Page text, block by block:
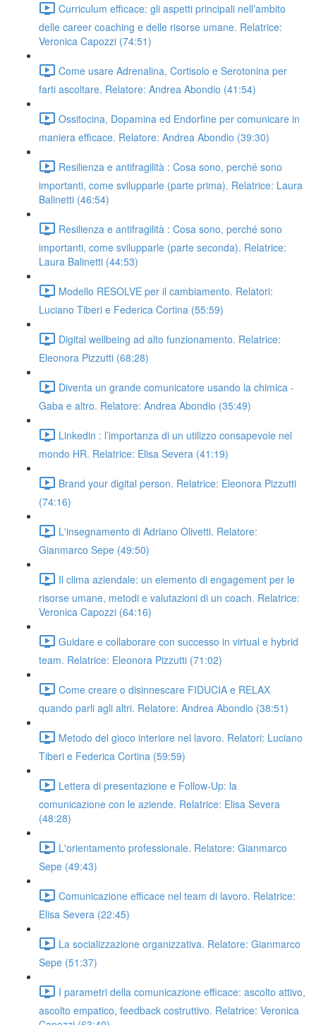
Curriculum efficace: gli aspetti principali nell’ambito
delle career coaching e delle risorse umane. Relatrice:
Veronica Capozzi (74:51)
Come usare Adrenalina, Cortisolo e Serotonina per
farti ascoltare. Relatore: Andrea Abondio (41:54)
Ossitocina, Dopamina ed Endorfine per comunicare in
maniera efficace. Relatore: Andrea Abondio (39:30)
Resilienza e antifragilità : Cosa sono, perché sono
importanti, come svilupparle (parte prima). Relatrice: Laura
Balinetti (46:54)
Resilienza e antifragilità : Cosa sono, perché sono
importanti, come svilupparle (parte seconda). Relatrice:
Laura Balinetti (44:53)
Modello RESOLVE per il cambiamento. Relatori:
Luciano Tiberi e Federica Cortina (55:59)
Digital wellbeing ad alto funzionamento. Relatrice:
Eleonora Pizzutti (68:28)
Diventa un grande comunicatore usando la chimica -
Gaba e altro. Relatore: Andrea Abondio (35:49)
Linkedin : l’importanza di un utilizzo consapevole nel
mondo HR. Relatrice: Elisa Severa (41:19)
Brand your digital person. Relatrice: Eleonora Pizzutti
(74:16)
L'insegnamento di Adriano Olivetti. Relatore:
Gianmarco Sepe (49:50)
Il clima aziendale: un elemento di engagement per le
risorse umane, metodi e valutazioni di un coach. Relatrice:
Veronica Capozzi (64:16)
Guidare e collaborare con successo in virtual e hybrid
team. Relatrice: Eleonora Pizzutti (71:02)
Come creare o disinnescare FIDUCIA e RELAX
quando parli agli altri. Relatore: Andrea Abondio (38:51)
Metodo del gioco interiore nel lavoro. Relatori: Luciano
Tiberi e Federica Cortina (59:59)
Lettera di presentazione e Follow-Up: la
comunicazione con le aziende. Relatrice: Elisa Severa
(48:28)
L'orientamento professionale. Relatore: Gianmarco
Sepe (49:43)
Comunicazione efficace nel team di lavoro. Relatrice:
Elisa Severa (22:45)
La socializzazione organizzativa. Relatore: Gianmarco
Sepe (51:37)
I parametri della comunicazione efficace: ascolto attivo,
ascolto empatico, feedback costruttivo. Relatrice: Veronica